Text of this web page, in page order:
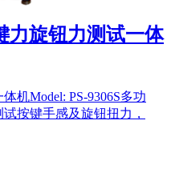
力旋钮力测试一体
机Model: PS-9306S多功
按键手感及旋钮扭力，